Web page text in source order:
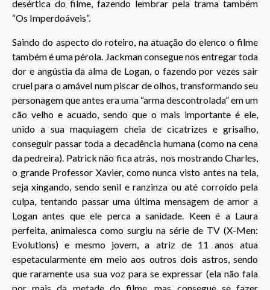
desértica do filme, fazendo lembrar pela trama também
“Os Imperdoáveis”.
Saindo do aspecto do roteiro, na atuação do elenco o filme
também é uma pérola. Jackman consegue nos entregar toda
dor e angústia da alma de Logan, o fazendo por vezes sair
cruel para o amável num piscar de olhos, transformando seu
personagem que antes era uma “arma descontrolada” em um
cão velho e acuado, sendo que o mais importante é ele,
unido a sua maquiagem cheia de cicatrizes e grisalho,
conseguir passar toda a decadência humana (como na cena
da pedreira). Patrick não fica atrás, nos mostrando Charles,
o grande Professor Xavier, como nunca visto antes na tela,
seja xingando, sendo senil e ranzinza ou até corroído pela
culpa, tentando passar uma última mensagem de amor a
Logan antes que ele perca a sanidade. Keen é a Laura
perfeita, animalesca como surgiu na série de TV (X-Men:
Evolutions) e mesmo jovem, a atriz de 11 anos atua
espetacularmente em meio aos outros dois astros, sendo
que raramente usa sua voz para se expressar (ela não fala